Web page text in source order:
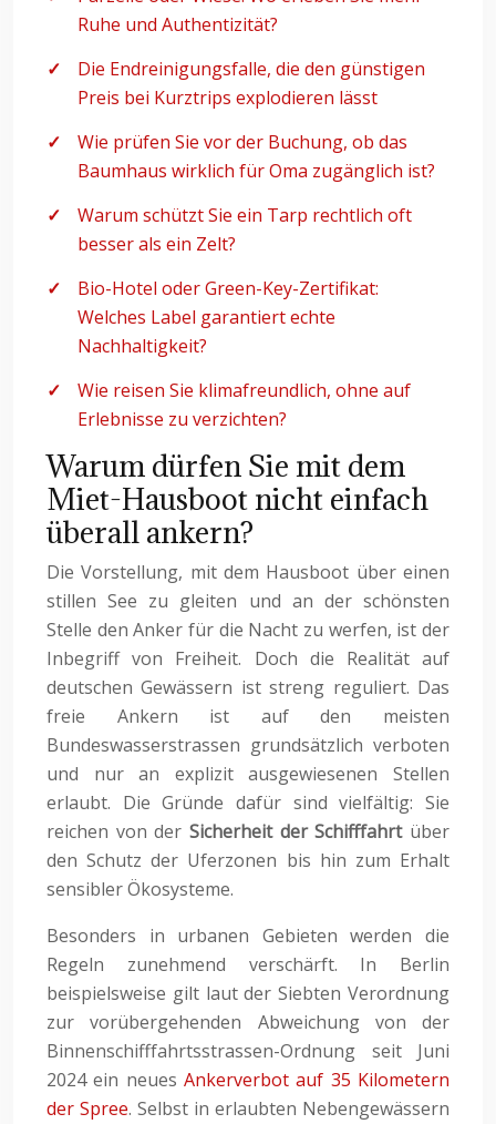
Ruhe und Authentizität?
Die Endreinigungsfalle, die den günstigen
Preis bei Kurztrips explodieren lässt
Wie prüfen Sie vor der Buchung, ob das
Baumhaus wirklich für Oma zugänglich ist?
Warum schützt Sie ein Tarp rechtlich oft
besser als ein Zelt?
Bio-Hotel oder Green-Key-Zertifikat:
Welches Label garantiert echte
Nachhaltigkeit?
Wie reisen Sie klimafreundlich, ohne auf
Erlebnisse zu verzichten?
Warum dürfen Sie mit dem
Miet-Hausboot nicht einfach
überall ankern?
Die Vorstellung, mit dem Hausboot über einen
stillen See zu gleiten und an der schönsten
Stelle den Anker für die Nacht zu werfen, ist der
Inbegriff von Freiheit. Doch die Realität auf
deutschen Gewässern ist streng reguliert. Das
freie Ankern ist auf den meisten
Bundeswasserstrassen grundsätzlich verboten
und nur an explizit ausgewiesenen Stellen
erlaubt. Die Gründe dafür sind vielfältig: Sie
reichen von der Sicherheit der Schifffahrtüber
den Schutz der Uferzonen bis hin zum Erhalt
sensibler Ökosysteme.
Besonders in urbanen Gebieten werden die
Regeln zunehmend verschärft. In Berlin
beispielsweise gilt laut der Siebten Verordnung
zur vorübergehenden Abweichung von der
Binnenschifffahrtsstrassen-Ordnung seit Juni
2024 ein neues Ankerverbot auf 35 Kilometern
der Spree. Selbst in erlaubten Nebengewässern